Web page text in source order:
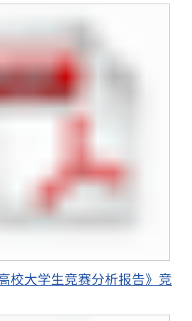
校大学生竞赛分析报告》竞